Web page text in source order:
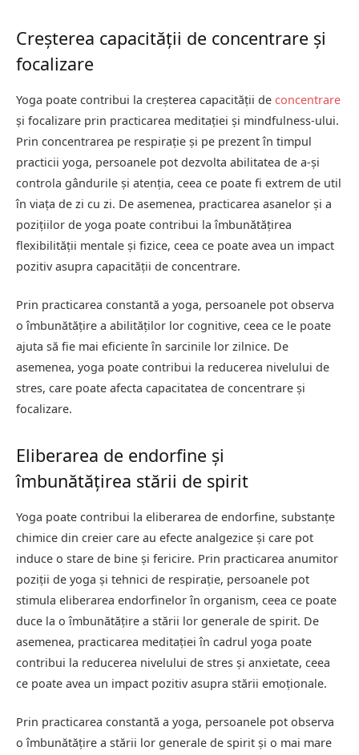
Creșterea capacității de concentrare și
focalizare
Yoga poate contribui la creșterea capacității de concentrare
și focalizare prin practicarea meditației și mindfulness-ului.
Prin concentrarea pe respirație și pe prezent în timpul
practicii yoga, persoanele pot dezvolta abilitatea de a-și
controla gândurile și atenția, ceea ce poate fi extrem de util
în viața de zi cu zi. De asemenea, practicarea asanelor și a
pozițiilor de yoga poate contribui la îmbunătățirea
flexibilității mentale și fizice, ceea ce poate avea un impact
pozitiv asupra capacității de concentrare.
Prin practicarea constantă a yoga, persoanele pot observa
o îmbunătățire a abilităților lor cognitive, ceea ce le poate
ajuta să fie mai eficiente în sarcinile lor zilnice. De
asemenea, yoga poate contribui la reducerea nivelului de
stres, care poate afecta capacitatea de concentrare și
focalizare.
Eliberarea de endorfine și
îmbunătățirea stării de spirit
Yoga poate contribui la eliberarea de endorfine, substanțe
chimice din creier care au efecte analgezice și care pot
induce o stare de bine și fericire. Prin practicarea anumitor
poziții de yoga și tehnici de respirație, persoanele pot
stimula eliberarea endorfinelor în organism, ceea ce poate
duce la o îmbunătățire a stării lor generale de spirit. De
asemenea, practicarea meditației în cadrul yoga poate
contribui la reducerea nivelului de stres și anxietate, ceea
ce poate avea un impact pozitiv asupra stării emoționale.
Prin practicarea constantă a yoga, persoanele pot observa
o îmbunătățire a stării lor generale de spirit și o mai mare